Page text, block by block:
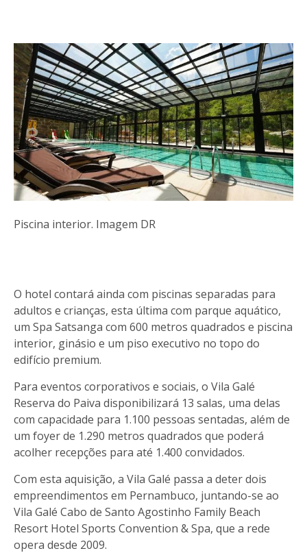
Piscina interior. Imagem DR
O hotel contará ainda com piscinas separadas para
adultos e crianças, esta última com parque aquático,
um Spa Satsanga com 600 metros quadrados e piscina
interior, ginásio e um piso executivo no topo do
edifício premium.
Para eventos corporativos e sociais, o Vila Galé
Reserva do Paiva disponibilizará 13 salas, uma delas
com capacidade para 1.100 pessoas sentadas, além de
um foyer de 1.290 metros quadrados que poderá
acolher recepções para até 1.400 convidados.
Com esta aquisição, a Vila Galé passa a deter dois
empreendimentos em Pernambuco, juntando-se ao
Vila Galé Cabo de Santo Agostinho Family Beach
Resort Hotel Sports Convention & Spa, que a rede
opera desde 2009.